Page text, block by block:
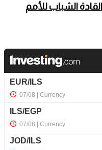
الشباب للأمم